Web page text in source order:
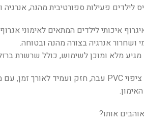
לילדים פעילות ספורטיבית מהנה, אנרגיה
איכותי לילדים המתאים לאימוני
ושחרור אנרגיה בצורה מהנה ובטוחה.
מלא ומוכן לשימוש, כולל שרשרת
אותו?